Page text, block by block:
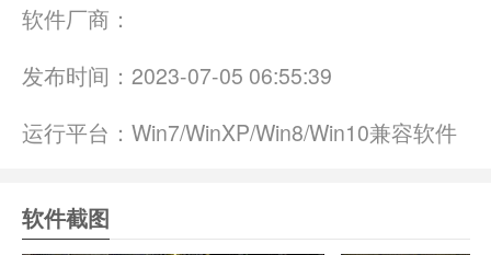
软件厂商：
发布时间： 2023-07-05 06:55:39
运行平台： Win7/WinXP/Win8/Win10兼容软件
软件截图